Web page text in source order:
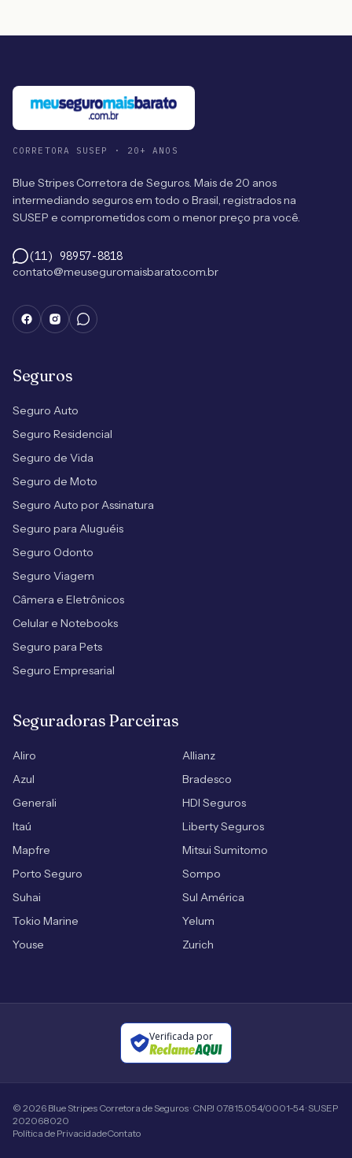
CORRETORA SUSEP · 20+ ANOS
Blue Stripes Corretora de Seguros. Mais de 20 anos
intermediando seguros em todo o Brasil, registrados na
SUSEP e comprometidos com o menor preço pra você.
(11) 98957-8818
contato@meuseguromaisbarato.com.br
Seguros
Seguro Auto
Seguro Residencial
Seguro de Vida
Seguro de Moto
Seguro Auto por Assinatura
Seguro para Aluguéis
Seguro Odonto
Seguro Viagem
Câmera e Eletrônicos
Celular e Notebooks
Seguro para Pets
Seguro Empresarial
Seguradoras Parceiras
Aliro
Allianz
Azul
Bradesco
Generali
HDI Seguros
Itaú
Liberty Seguros
Mapfre
Mitsui Sumitomo
Porto Seguro
Sompo
Suhai
Sul América
Tokio Marine
Yelum
Youse
Zurich
Verificada por
© 2026 Blue Stripes Corretora de Seguros · CNPJ 07.815.054/0001-54 · SUSEP
202068020
Política de PrivacidadeContato